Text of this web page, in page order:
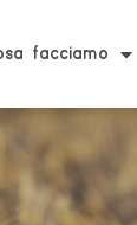
facciamo